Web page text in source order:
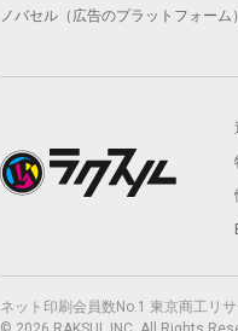
ノバセル（広告のプラットフォーム）
ネット印刷会員数No.1 東京商工リ